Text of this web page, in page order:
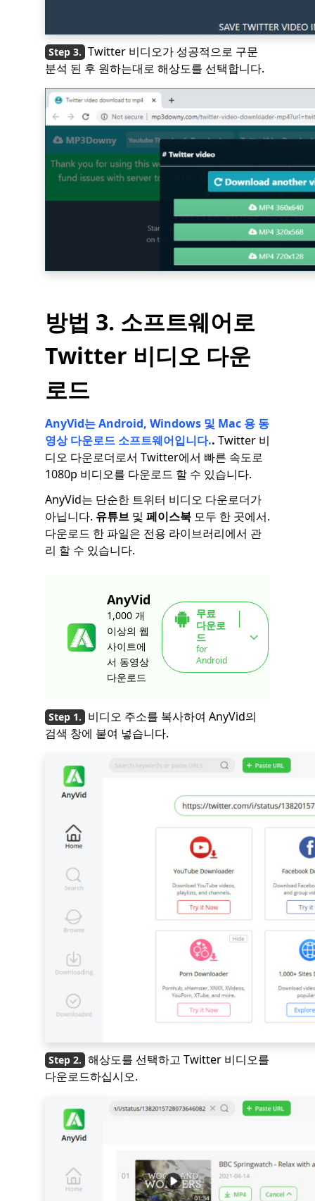
Twitter 비디오가 성공적으로 구문
분석 된 후 원하는대로 해상도를 선택합니다.
방법 3. 소프트웨어로
Twitter 비디오 다운
로드
AnyVid는 Android, Windows 및 Mac 용 동
영상 다운로드 소프트웨어입니다.. Twitter 비
디오 다운로더로서 Twitter에서 빠른 속도로
1080p 비디오를 다운로드 할 수 있습니다.
AnyVid는 단순한 트위터 비디오 다운로더가
아닙니다. 유튜브 및 페이스북 모두 한 곳에서.
다운로드 한 파일은 전용 라이브러리에서 관
리 할 수 ​​있습니다.
AnyVid
1,000 개
이상의 웹
사이트에
서 동영상
다운로드
무료
다운로
드
for
Android
비디오 주소를 복사하여 AnyVid의
검색 창에 붙여 넣습니다.
해상도를 선택하고 Twitter 비디오를
다운로드하십시오.